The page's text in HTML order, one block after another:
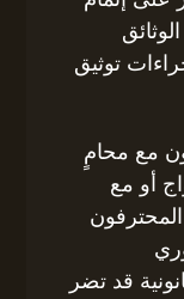
توثيق
مع محامٍ
أو مع
قد تضر